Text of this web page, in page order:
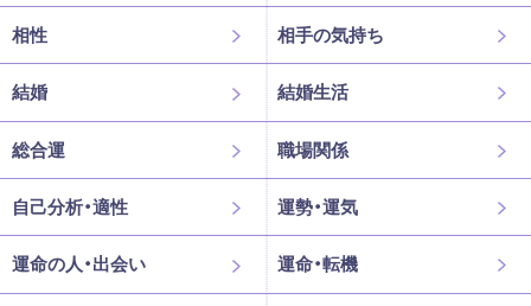
相性 相手の気持ち
結婚 結婚生活
総合運 職場関係
自己分析・適性 運勢・運気
運命の人・出会い 運命・転機